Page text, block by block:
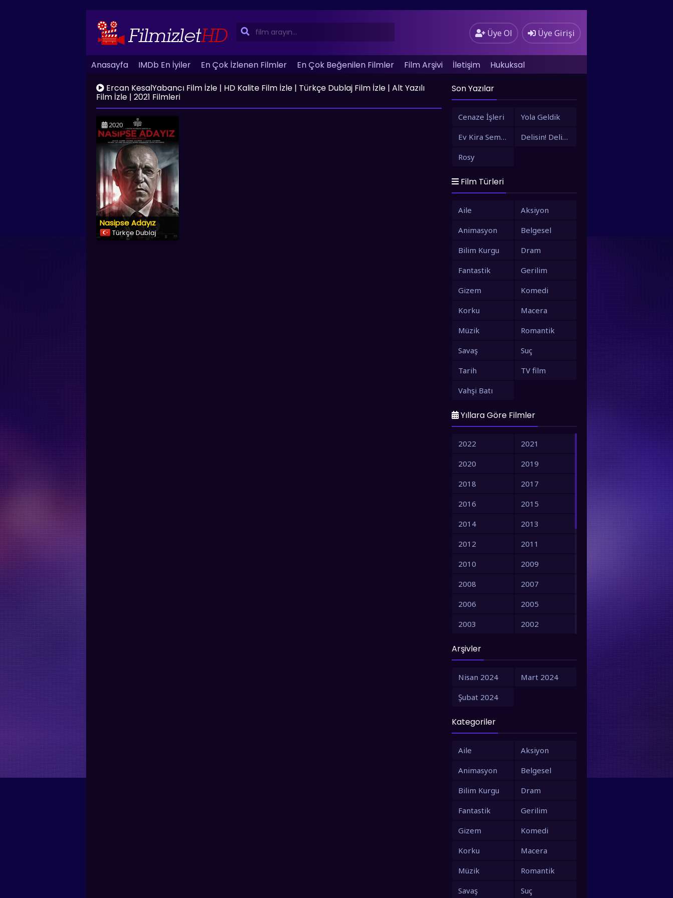
Üye Ol Üye Girişi
Anasayfa IMDb En İyiler En Çok İzlenen Filmler En Çok Beğenilen Filmler Film Arşivi İletişim
Hukuksal
Ercan KesalYabancı Film İzle | HD Kalite Film İzle | Türkçe Dublaj Film İzle | Alt Yazılı
Film İzle | 2021 Filmleri
2020
Nasipse Adayız
Türkçe Dublaj
Son Yazılar
Cenaze İşleri
Yola Geldik
Ev Kira Semt Bizim
Delisin! Delisin!
Rosy
Film Türleri
Aile
Aksiyon
Animasyon
Belgesel
Bilim Kurgu
Dram
Fantastik
Gerilim
Gizem
Komedi
Korku
Macera
Müzik
Romantik
Savaş
Suç
Tarih
TV film
Vahşi Batı
Yıllara Göre Filmler
2022
2021
2020
2019
2018
2017
2016
2015
2014
2013
2012
2011
2010
2009
2008
2007
2006
2005
2003
2002
2001
1993
1991
Arşivler
Nisan 2024
Mart 2024
Şubat 2024
Kategoriler
Aile
Aksiyon
Animasyon
Belgesel
Bilim Kurgu
Dram
Fantastik
Gerilim
Gizem
Komedi
Korku
Macera
Müzik
Romantik
Savaş
Suç